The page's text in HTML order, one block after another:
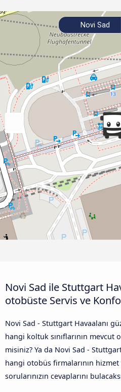
Novi Sad
Novi Sad ile Stuttgart
otobüste Servis ve
Novi Sad - Stuttgart Havaalanı
hangi koltuk sınıflarının
misiniz? Ya da Novi Sad -
hangi otobüs firmalarının hizmet
sorularınızın cevaplarını